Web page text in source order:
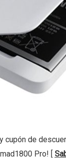
cupón de
Pro! [